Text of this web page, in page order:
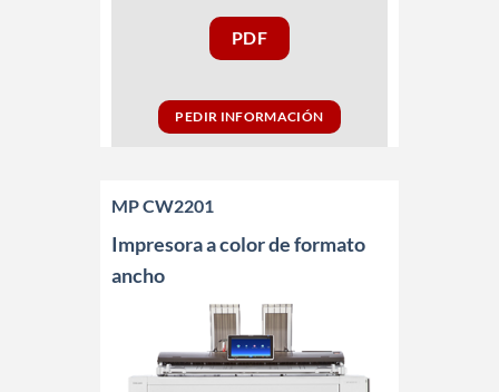
PDF
PEDIR INFORMACIÓN
MP CW2201
Impresora a color de formato
ancho